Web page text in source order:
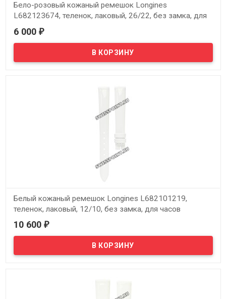
Бело-розовый кожаный ремешок Longines
L682123674, теленок, лаковый, 26/22, без замка, для
часов Longines DolceVita L5.686.0, L5.686.4, L5.687.4
Оригинальный бело-розовый кожаный ремешок Longines
6 000 ₽
Белый кожаный ремешок Longines L682101219,
теленок, лаковый, 12/10, без замка, для часов
Longines DolceVita Classic L5.158.0, L5.158.4, L5.158.7,
L5.158.9
10 600 ₽